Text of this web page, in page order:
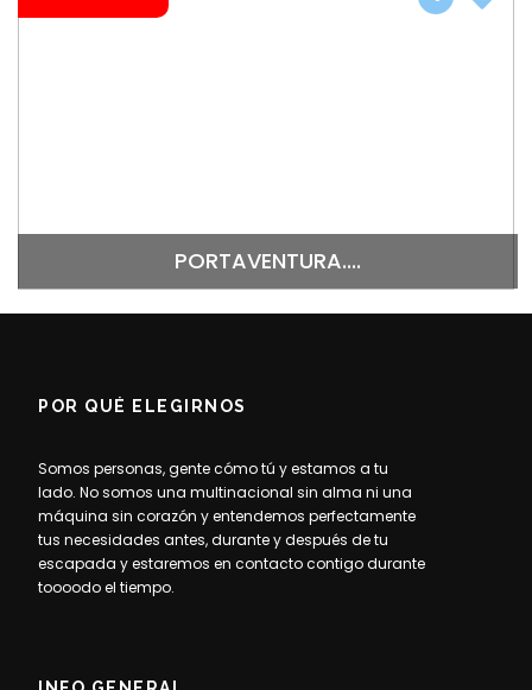
PORTAVENTURA....
POR QUÉ ELEGIRNOS
Somos personas, gente cómo tú y estamos a tu
lado. No somos una multinacional sin alma ni una
máquina sin corazón y entendemos perfectamente
tus necesidades antes, durante y después de tu
escapada y estaremos en contacto contigo durante
toooodo el tiempo.